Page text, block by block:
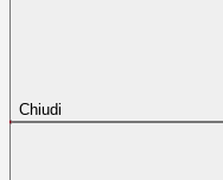
Chiudi